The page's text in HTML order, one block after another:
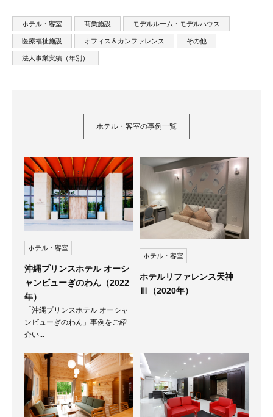
ホテル・客室 商業施設 モデルルーム・モデルハウス
医療福祉施設 オフィス＆カンファレンス その他
法人事業実績（年別）
ホテル・客室の事例一覧
ホテル・客室
沖縄プリンスホテル オーシ
ャンビューぎのわん（2022
年）
「沖縄プリンスホテル オーシャ
ンビューぎのわん」事例をご紹
介い...
ホテル・客室
ホテルリファレンス天神
Ⅲ（2020年）